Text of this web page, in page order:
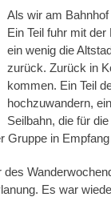
Als wir am
Ein Teil fuhr mit
ein wenig die
zurück. Zurück in
kommen. Ein Teil
hochzuwandern,
Seilbahn, die für
Gruppe in
Es war